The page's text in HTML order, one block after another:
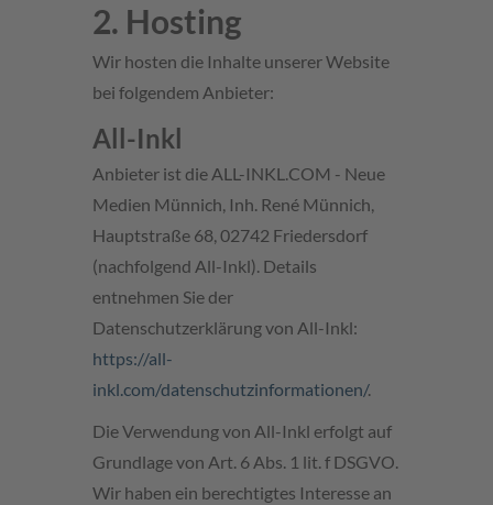
2. Hosting
Wir hosten die Inhalte unserer Website
bei folgendem Anbieter:
All-Inkl
Anbieter ist die ALL-INKL.COM - Neue
Medien Münnich, Inh. René Münnich,
Hauptstraße 68, 02742 Friedersdorf
(nachfolgend All-Inkl). Details
entnehmen Sie der
Datenschutzerklärung von All-Inkl:
https://all-
inkl.com/datenschutzinformationen/.
Die Verwendung von All-Inkl erfolgt auf
Grundlage von Art. 6 Abs. 1 lit. f DSGVO.
Wir haben ein berechtigtes Interesse an